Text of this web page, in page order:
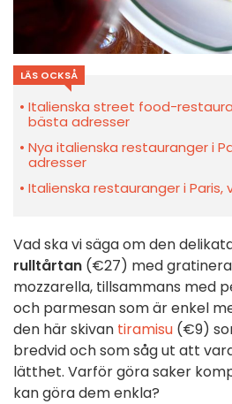
LÄS OCKSÅ
Italienska street food-
bästa adresser
Nya italienska restauranger i
adresser
Italienska restauranger i
Vad ska vi säga om den
rulltårtan (€27) med
mozzarella, tillsammans med
och parmesan som är enkel
den här skivan tiramisu (€9)
bredvid och som såg ut att
lätthet. Varför göra saker
kan göra dem enkla?